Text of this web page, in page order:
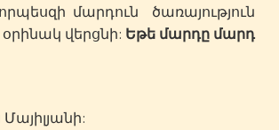
մարդուն ծառայություն
վերցնի: Եթե մարդը մարդ